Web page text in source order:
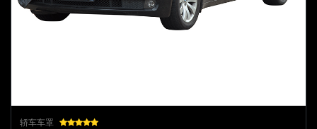
轿车车罩